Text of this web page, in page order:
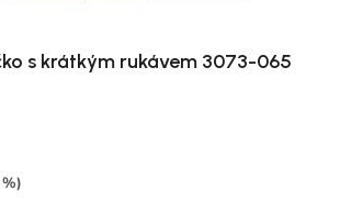
s krátkým rukávem 3073-065